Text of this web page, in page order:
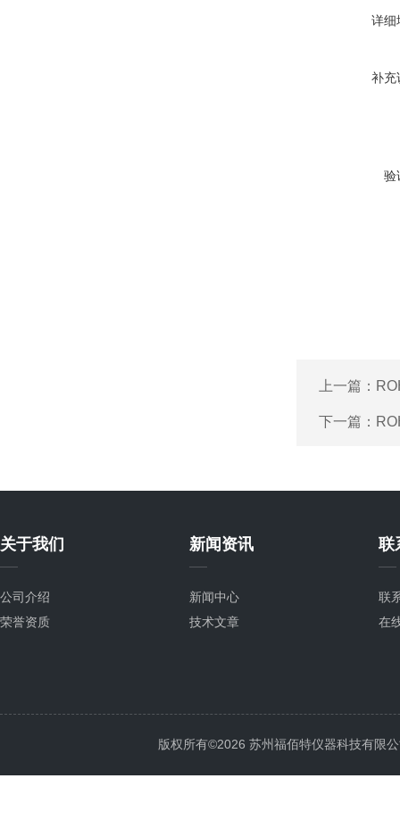
详细
补充
验
上一篇：
下一篇：
关于我们
公司介绍
荣誉资质
新闻资讯
新闻中心
技术文章
联
联
在
版权所有©2026 苏州福佰特仪器科技有限